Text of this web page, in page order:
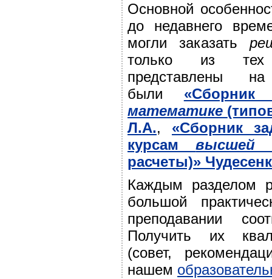
Основной
до недавнего
могли заказать
только из тех
представлены
были
математике
Л.А.,
«Сборник
курсамвысшей
расчеты)»
Каждым разделом
большой
преподавании
Получить их
(совет,
нашем